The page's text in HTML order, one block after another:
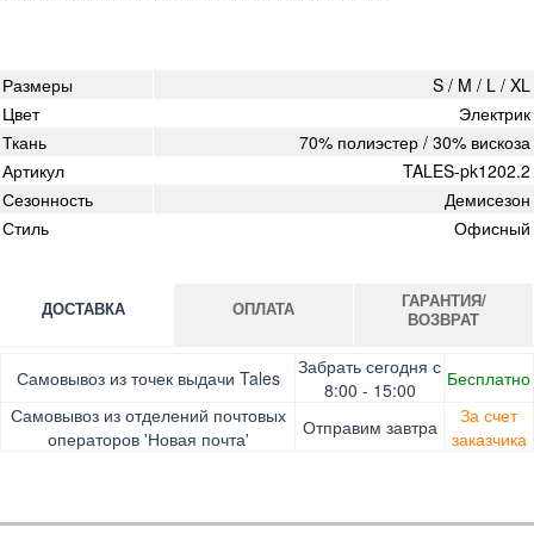
Размеры
S / M / L / XL
Цвет
Электрик
Ткань
70% полиэстер / 30% вискоза
Артикул
TALES-pk1202.2
Сезонность
Демисезон
Стиль
Офисный
ДОСТАВКА
Самовывоз из точек выдачи Tales
Забрать сегодня с
8:00 - 15:00
Бесплатно
Самовывоз из отделений почтовых
операторов 'Новая почта'
Отправим завтра
За счет
заказчика
ОПЛАТА
Оплата при получении товара, Картой онлайн, Google
Pay, Безналичными для юридических лиц, Безналичными
для физических лиц, Apple Pay, Mastercard, Visa
ГАРАНТИЯ/
ВОЗВРАТ
Гарантия. Обмен/возврат товара в течение 14 дней.
Доставка за счет заказчика